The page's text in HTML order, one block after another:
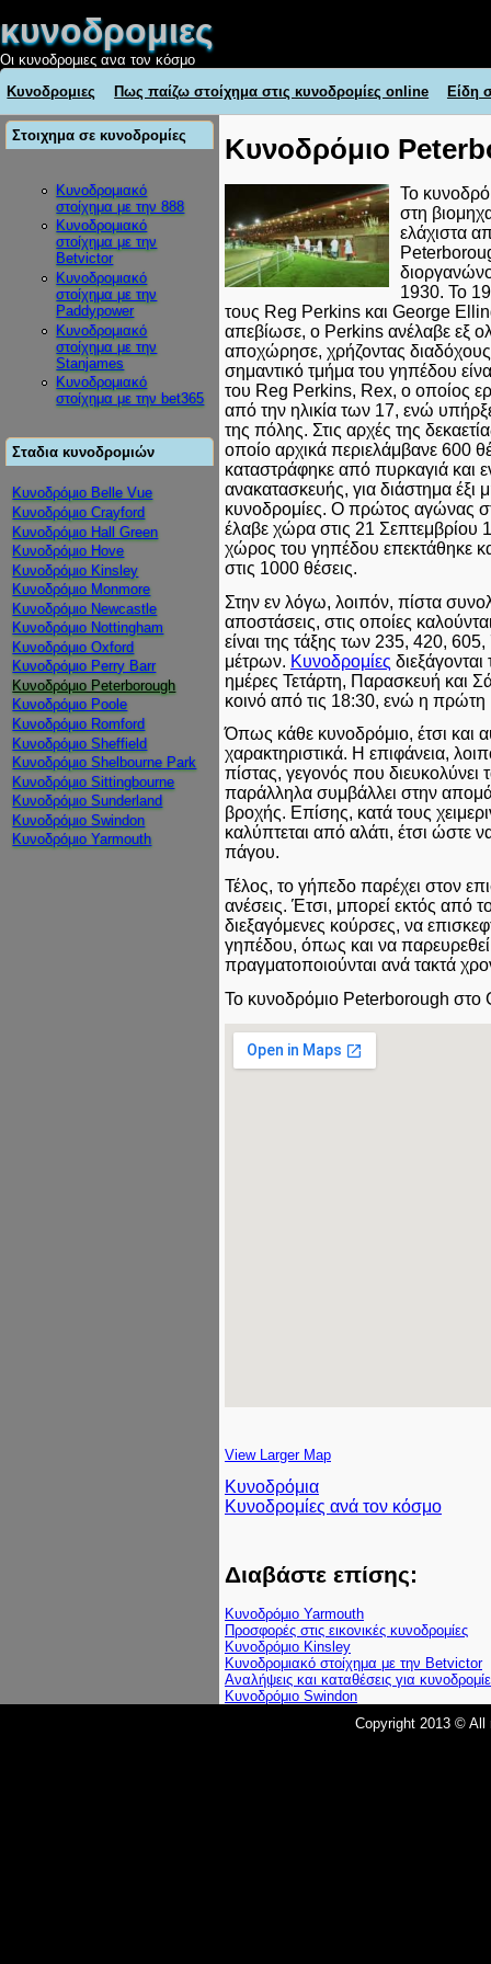
κυνοδρομιες
Οι κυνοδρομιες ανα τον κόσμο
Κυνοδρομιες
Πως παίζω στοίχημα στις κυνοδρομίες online Είδη
Στοιχημα σε κυνοδρομίες
Κυνοδρομιακό
στοίχημα με την 888
Κυνοδρομιακό
στοίχημα με την
Betvictor
Κυνοδρομιακό
στοίχημα με την
Paddypower
Κυνοδρομιακό
στοίχημα με την
Stanjames
Κυνοδρομιακό
στοίχημα με την bet365
Σταδια κυνοδρομιών
Κυνοδρόμιο Belle Vue
Κυνοδρόμιο Crayford
Κυνοδρόμιο Hall Green
Κυνοδρόμιο Hove
Κυνοδρόμιο Kinsley
Κυνοδρόμιο Monmore
Κυνοδρόμιο Newcastle
Κυνοδρόμιο Nottingham
Κυνοδρόμιο Oxford
Κυνοδρόμιο Perry Barr
Κυνοδρόμιο Peterborough
Κυνοδρόμιο Poole
Κυνοδρόμιο Romford
Κυνοδρόμιο Sheffield
Κυνοδρόμιο Shelbourne Park
Κυνοδρόμιο Sittingbourne
Κυνοδρόμιο Sunderland
Κυνοδρόμιο Swindon
Κυνοδρόμιο Yarmouth
Κυνοδρόμιο
Το
στη
ελάχιστα
1930. Το
τους Reg Perkins και George
απεβίωσε, ο Perkins ανέλαβε εξ
αποχώρησε, χρήζοντας
σημαντικό τμήμα του γηπέδου
του Reg Perkins, Rex, ο οποίος
από την ηλικία των 17, ενώ
της πόλης. Στις αρχές της
οποίο αρχικά περιελάμβανε 600
καταστράφηκε από πυρκαγιά και
ανακατασκευής, για διάστημα έξι
κυνοδρομίες. Ο πρώτος αγώνας
έλαβε χώρα στις 21 Σεπτεμβρίου
χώρος του γηπέδου επεκτάθηκε
στις 1000 θέσεις.
Στην εν λόγω, λοιπόν, πίστα
αποστάσεις, στις οποίες
είναι της τάξης των 235, 420,
μέτρων. Κυνοδρομίες
ημέρες Τετάρτη, Παρασκευή και
κοινό από τις 18:30, ενώ η πρώτη
Όπως κάθε κυνοδρόμιο, έτσι και
χαρακτηριστικά. Η επιφάνεια,
πίστας, γεγονός που διευκολύνει
παράλληλα συμβάλλει στην
βροχής. Επίσης, κατά τους
καλύπτεται από αλάτι, έτσι ώστε
πάγου.
Τέλος, το γήπεδο παρέχει στον
ανέσεις. Έτσι, μπορεί εκτός από
διεξαγόμενες κούρσες, να
γηπέδου, όπως και να
πραγματοποιούνται ανά τακτά
Το κυνοδρόμιο Peterborough στο
View Larger Map
Κυνοδρόμια
Κυνοδρομίες ανά τον κόσμο
Διαβάστε επίσης:
Κυνοδρόμιο Yarmouth
Προσφορές στις εικονικές κυνοδρομίες
Κυνοδρόμιο Kinsley
Κυνοδρομιακό στοίχημα με την Betvictor
Αναλήψεις και καταθέσεις για
Κυνοδρόμιο Swindon
Copyright 2013 ©